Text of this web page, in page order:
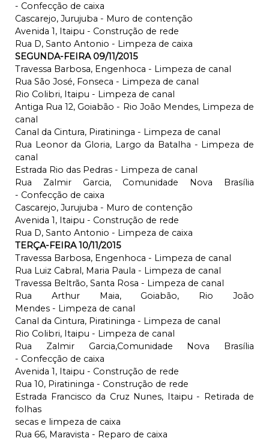
- Confecção de caixa
Cascarejo, Jurujuba - Muro de contenção
Avenida 1, Itaipu - Construção de rede
Rua D, Santo Antonio - Limpeza de caixa
SEGUNDA-FEIRA 09/11/2015
Travessa Barbosa, Engenhoca - Limpeza de canal
Rua São José, Fonseca - Limpeza de canal
Rio Colibri, Itaipu - Limpeza de canal
Antiga Rua 12, Goiabão - Rio João Mendes, Limpeza de
canal
Canal da Cintura, Piratininga - Limpeza de canal
Rua Leonor da Gloria, Largo da Batalha - Limpeza de
canal
Estrada Rio das Pedras - Limpeza de canal
Rua Zalmir Garcia, Comunidade Nova Brasília
- Confecção de caixa
Cascarejo, Jurujuba - Muro de contenção
Avenida 1, Itaipu - Construção de rede
Rua D, Santo Antonio - Limpeza de caixa
TERÇA-FEIRA 10/11/2015
Travessa Barbosa, Engenhoca - Limpeza de canal
Rua Luiz Cabral, Maria Paula - Limpeza de canal
Travessa Beltrão, Santa Rosa - Limpeza de canal
Rua Arthur Maia, Goiabão, Rio João
Mendes - Limpeza de canal
Canal da Cintura, Piratininga - Limpeza de canal
Rio Colibri, Itaipu - Limpeza de canal
Rua Zalmir Garcia,Comunidade Nova Brasília
- Confecção de caixa
Avenida 1, Itaipu - Construção de rede
Rua 10, Piratininga - Construção de rede
Estrada Francisco da Cruz Nunes, Itaipu - Retirada de
folhas
secas e limpeza de caixa
Rua 66, Maravista - Reparo de caixa